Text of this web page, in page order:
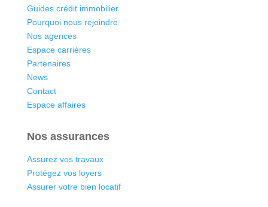
Guides crédit immobilier
Pourquoi nous rejoindre
Nos agences
Espace carrières
Partenaires
News
Contact
Espace affaires
Nos assurances
Assurez vos travaux
Protégez vos loyers
Assurer votre bien locatif